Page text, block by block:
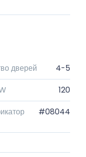
дверей
4-5
120
#08044